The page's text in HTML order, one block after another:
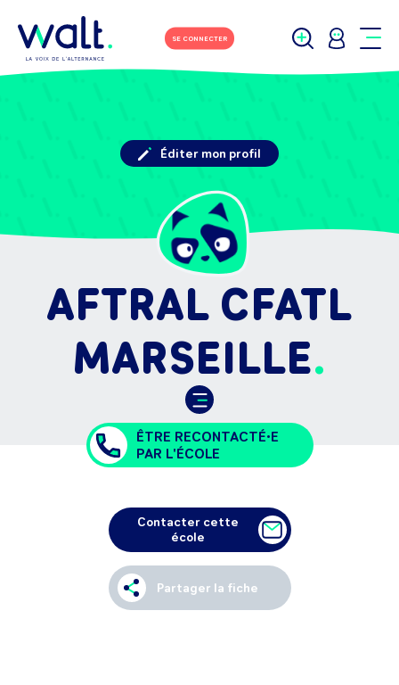
SE CONNECTER
AFTRAL CFATL
MARSEILLE
Éditer mon profil
ÊTRE RECONTACTÉ•E
PAR L'ÉCOLE
Contacter cette
école
Partager la fiche